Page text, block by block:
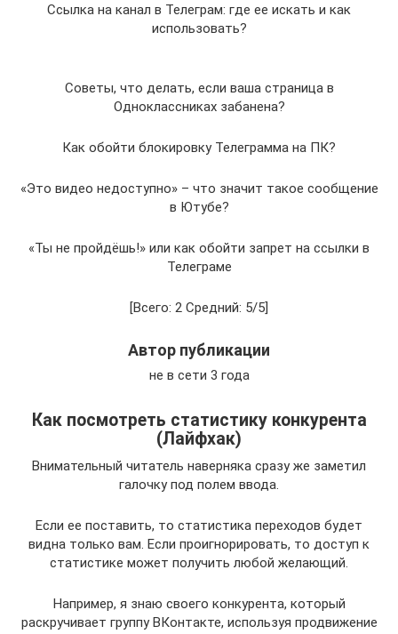
Ссылка на канал в Телеграм: где ее искать и как
использовать?
Советы, что делать, если ваша страница в
Одноклассниках забанена?
Как обойти блокировку Телеграмма на ПК?
«Это видео недоступно» – что значит такое сообщение
в Ютубе?
«Ты не пройдёшь!» или как обойти запрет на ссылки в
Телеграме
[Всего: 2 Средний: 5/5]
Автор публикации
не в сети 3 года
Как посмотреть статистику конкурента
(Лайфхак)
Внимательный читатель наверняка сразу же заметил
галочку под полем ввода.
Если ее поставить, то статистика переходов будет
видна только вам. Если проигнорировать, то доступ к
статистике может получить любой желающий.
Например, я знаю своего конкурента, который
раскручивает группу ВКонтакте, используя продвижение